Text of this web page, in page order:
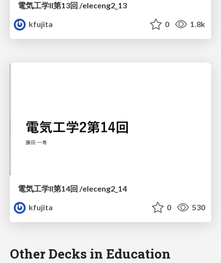
電気工学II第13回 /eleceng2_13
kfujita
0 1.8k
電気工学II第14回 /eleceng2_14
kfujita
0 530
Other Decks in Education